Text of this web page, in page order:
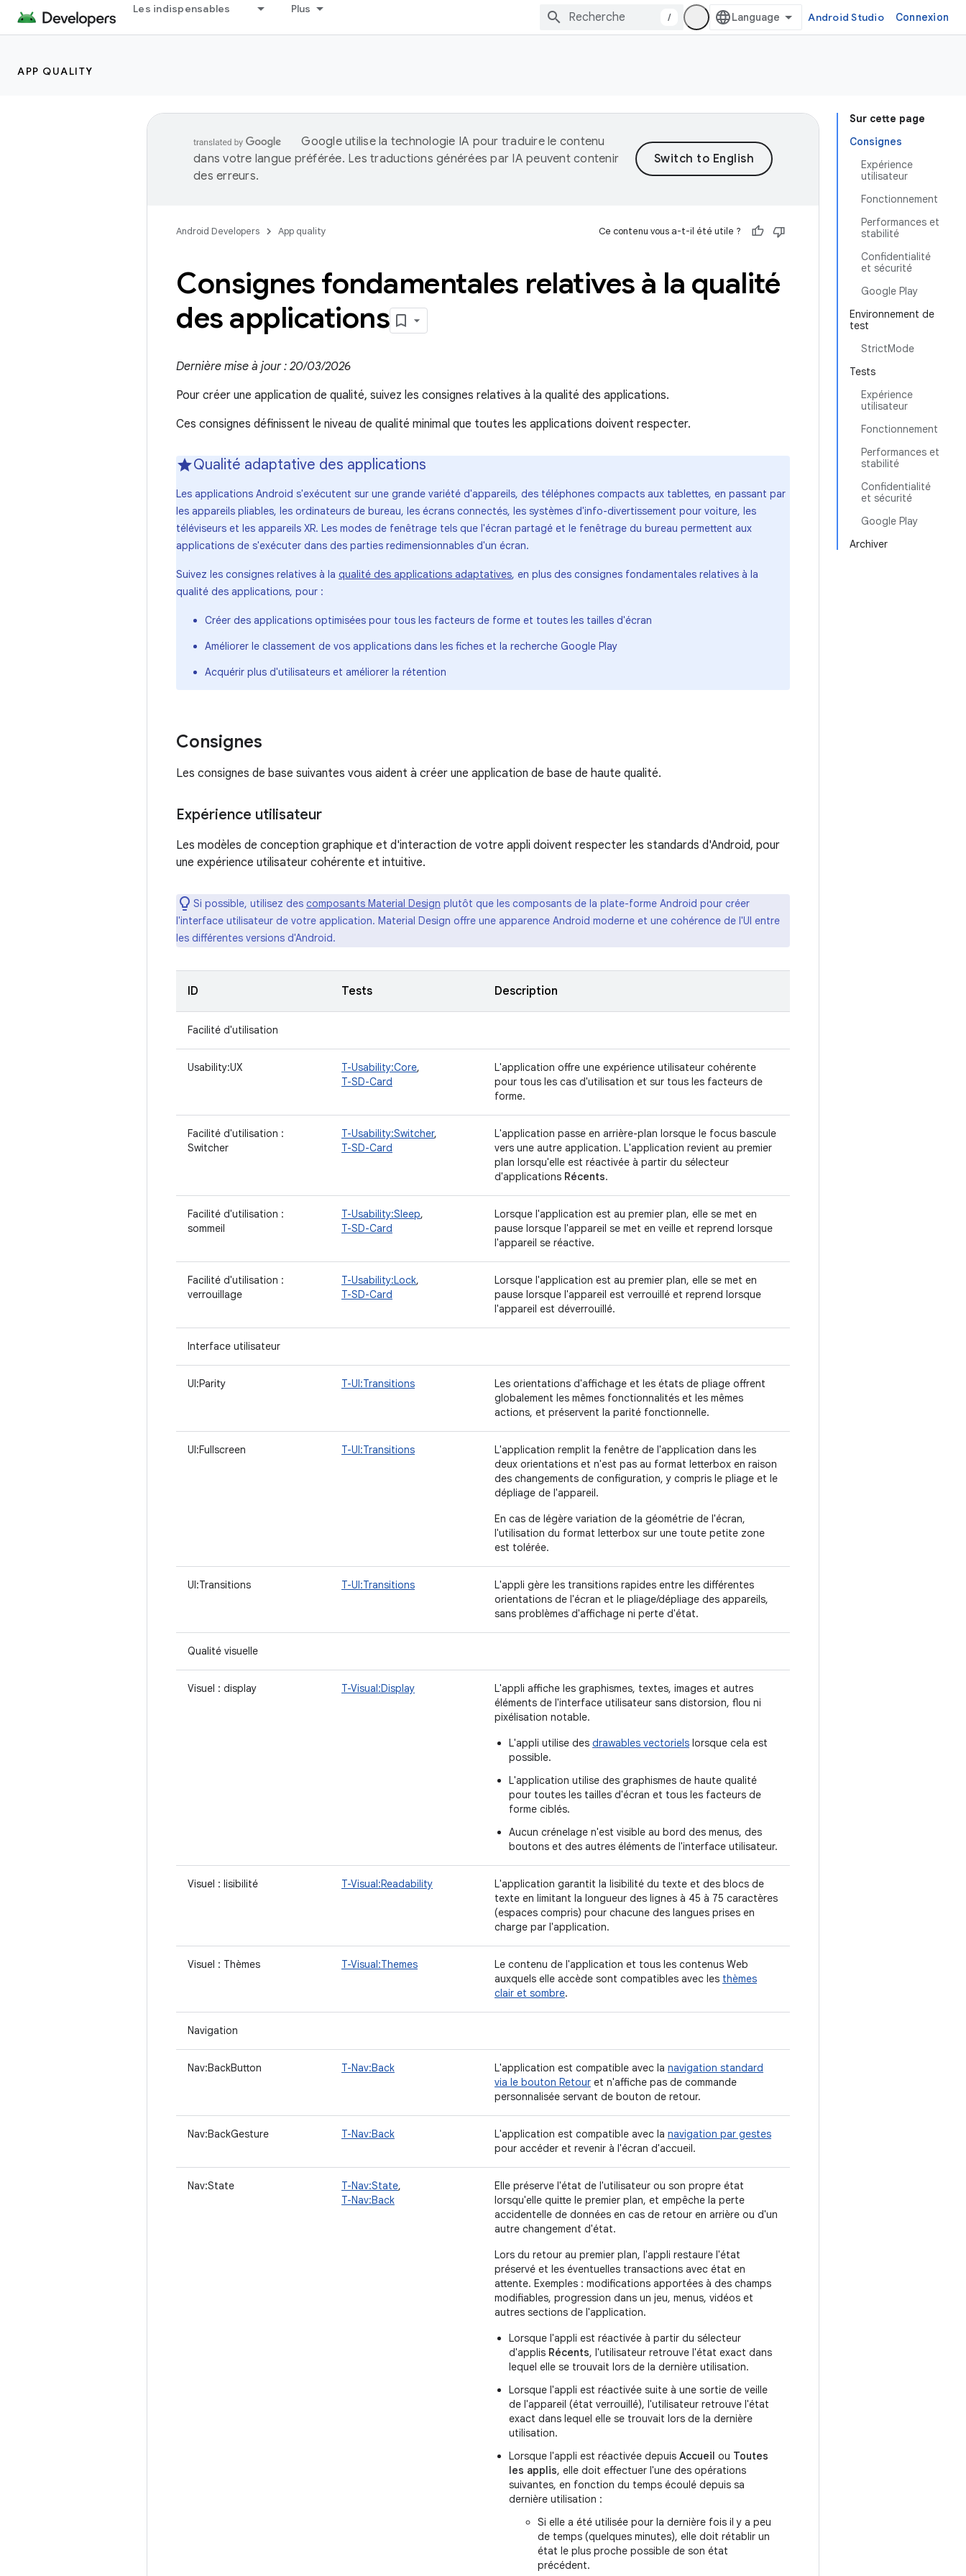
Les indispensables Plus
/ Android Studio Connexion
APP QUALITY
Sur cette page
Consignes
Expérience
utilisateur
Fonctionnement
Performances et
stabilité
Confidentialité
et sécurité
Google Play
Environnement de
test
StrictMode
Tests
Expérience
utilisateur
Fonctionnement
Performances et
stabilité
Confidentialité
et sécurité
Google Play
Archiver
Google utilise la technologie IA pour traduire le contenu
dans votre langue préférée. Les traductions générées par IA peuvent contenir
des erreurs.
Android Developers App quality Ce contenu vous a-t-il été utile ?
Consignes fondamentales relatives à la qualité
des applications
Dernière mise à jour : 20/03/2026
Pour créer une application de qualité, suivez les consignes relatives à la qualité des applications.
Ces consignes définissent le niveau de qualité minimal que toutes les applications doivent respecter.
Qualité adaptative des applications
Les applications Android s'exécutent sur une grande variété d'appareils, des téléphones compacts aux tablettes, en passant par
les appareils pliables, les ordinateurs de bureau, les écrans connectés, les systèmes d'info-divertissement pour voiture, les
téléviseurs et les appareils XR. Les modes de fenêtrage tels que l'écran partagé et le fenêtrage du bureau permettent aux
applications de s'exécuter dans des parties redimensionnables d'un écran.
Suivez les consignes relatives à la qualité des applications adaptatives, en plus des consignes fondamentales relatives à la
qualité des applications, pour :
Créer des applications optimisées pour tous les facteurs de forme et toutes les tailles d'écran
Améliorer le classement de vos applications dans les fiches et la recherche Google Play
Acquérir plus d'utilisateurs et améliorer la rétention
Consignes
Les consignes de base suivantes vous aident à créer une application de base de haute qualité.
Expérience utilisateur
Les modèles de conception graphique et d'interaction de votre appli doivent respecter les standards d'Android, pour
une expérience utilisateur cohérente et intuitive.
Si possible, utilisez des composants Material Design plutôt que les composants de la plate-forme Android pour créer
l'interface utilisateur de votre application. Material Design offre une apparence Android moderne et une cohérence de l'UI entre
les différentes versions d'Android.
ID Tests Description
Facilité d'utilisation
Usability:UX T-Usability:Core,
T-SD-Card
L'application offre une expérience utilisateur cohérente
pour tous les cas d'utilisation et sur tous les facteurs de
forme.
Facilité d'utilisation :
Switcher
T-Usability:Switcher,
T-SD-Card
L'application passe en arrière-plan lorsque le focus bascule
vers une autre application. L'application revient au premier
plan lorsqu'elle est réactivée à partir du sélecteur
d'applications Récents.
Facilité d'utilisation :
sommeil
T-Usability:Sleep,
T-SD-Card
Lorsque l'application est au premier plan, elle se met en
pause lorsque l'appareil se met en veille et reprend lorsque
l'appareil se réactive.
Facilité d'utilisation :
verrouillage
T-Usability:Lock,
T-SD-Card
Lorsque l'application est au premier plan, elle se met en
pause lorsque l'appareil est verrouillé et reprend lorsque
l'appareil est déverrouillé.
Interface utilisateur
UI:Parity T-UI:Transitions
Les orientations d'affichage et les états de pliage offrent
globalement les mêmes fonctionnalités et les mêmes
actions, et préservent la parité fonctionnelle.
UI:Fullscreen T-UI:Transitions
L'application remplit la fenêtre de l'application dans les
deux orientations et n'est pas au format letterbox en raison
des changements de configuration, y compris le pliage et le
dépliage de l'appareil.
En cas de légère variation de la géométrie de l'écran,
l'utilisation du format letterbox sur une toute petite zone
est tolérée.
UI:Transitions T-UI:Transitions
L'appli gère les transitions rapides entre les différentes
orientations de l'écran et le pliage/dépliage des appareils,
sans problèmes d'affichage ni perte d'état.
Qualité visuelle
Visuel : display T-Visual:Display
L'appli affiche les graphismes, textes, images et autres
éléments de l'interface utilisateur sans distorsion, flou ni
pixélisation notable.
L'appli utilise des drawables vectoriels lorsque cela est
possible.
L'application utilise des graphismes de haute qualité
pour toutes les tailles d'écran et tous les facteurs de
forme ciblés.
Aucun crénelage n'est visible au bord des menus, des
boutons et des autres éléments de l'interface utilisateur.
Visuel : lisibilité T-Visual:Readability
L'application garantit la lisibilité du texte et des blocs de
texte en limitant la longueur des lignes à 45 à 75 caractères
(espaces compris) pour chacune des langues prises en
charge par l'application.
Visuel : Thèmes T-Visual:Themes
Le contenu de l'application et tous les contenus Web
auxquels elle accède sont compatibles avec les thèmes
clair et sombre.
Navigation
Nav:BackButton T-Nav:Back L'application est compatible avec la navigation standard
via le bouton Retour et n'affiche pas de commande
personnalisée servant de bouton de retour.
Nav:BackGesture T-Nav:Back L'application est compatible avec la navigation par gestes
pour accéder et revenir à l'écran d'accueil.
Nav:State T-Nav:State,
T-Nav:Back
Elle préserve l'état de l'utilisateur ou son propre état
lorsqu'elle quitte le premier plan, et empêche la perte
accidentelle de données en cas de retour en arrière ou d'un
autre changement d'état.
Lors du retour au premier plan, l'appli restaure l'état
préservé et les éventuelles transactions avec état en
attente. Exemples : modifications apportées à des champs
modifiables, progression dans un jeu, menus, vidéos et
autres sections de l'application.
Lorsque l'appli est réactivée à partir du sélecteur
d'applis Récents, l'utilisateur retrouve l'état exact dans
lequel elle se trouvait lors de la dernière utilisation.
Lorsque l'appli est réactivée suite à une sortie de veille
de l'appareil (état verrouillé), l'utilisateur retrouve l'état
exact dans lequel elle se trouvait lors de la dernière
utilisation.
Lorsque l'appli est réactivée depuis Accueil ou Toutes
les applis, elle doit effectuer l'une des opérations
suivantes, en fonction du temps écoulé depuis sa
dernière utilisation :
Si elle a été utilisée pour la dernière fois il y a peu
de temps (quelques minutes), elle doit rétablir un
état le plus proche possible de son état
précédent.